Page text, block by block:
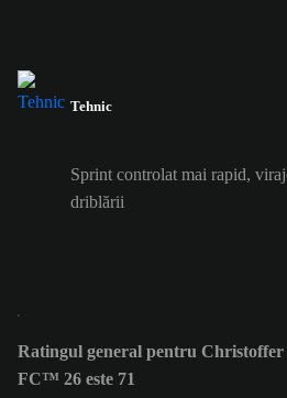
Tehnic
Sprint controlat mai rapid,
driblării
Ratingul general pentru
FC™ 26 este 71